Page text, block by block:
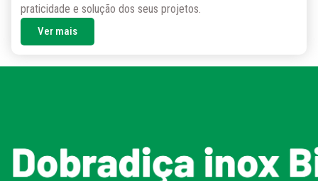
praticidade e solução dos seus projetos.
Ver mais